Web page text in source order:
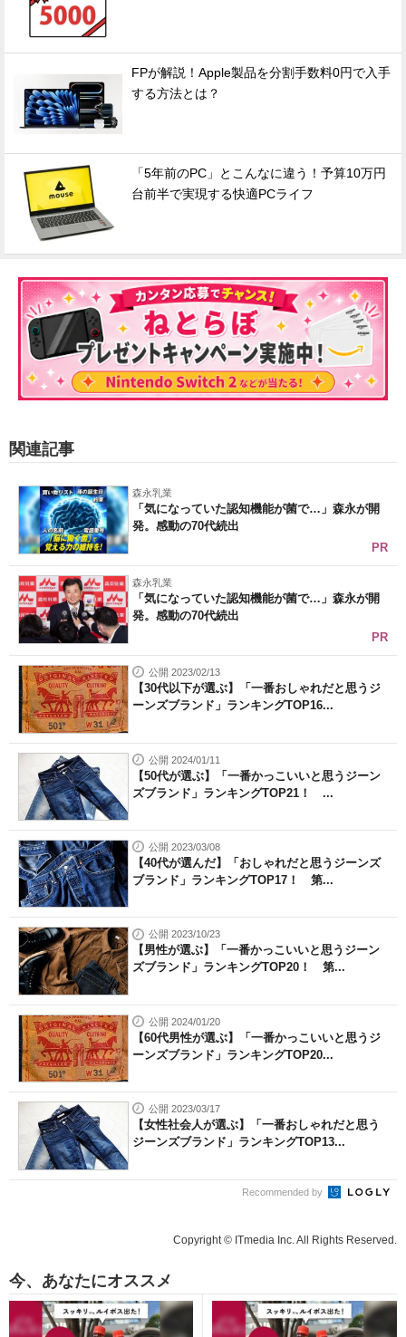
FPが解説！Apple製品を分割手数料0円で入手
する方法とは？
「5年前のPC」とこんなに違う！予算10万円
台前半で実現する快適PCライフ
関連記事
森永乳業
「気になっていた認知機能が菌で…」森永が開
発。感動の70代続出
PR
森永乳業
「気になっていた認知機能が菌で…」森永が開
発。感動の70代続出
PR
公開 2023/02/13
【30代以下が選ぶ】「一番おしゃれだと思うジ
ーンズブランド」ランキングTOP16...
公開 2024/01/11
【50代が選ぶ】「一番かっこいいと思うジーン
ズブランド」ランキングTOP21！ ...
公開 2023/03/08
【40代が選んだ】「おしゃれだと思うジーンズ
ブランド」ランキングTOP17！ 第...
公開 2023/10/23
【男性が選ぶ】「一番かっこいいと思うジーン
ズブランド」ランキングTOP20！ 第...
公開 2024/01/20
【60代男性が選ぶ】「一番かっこいいと思うジ
ーンズブランド」ランキングTOP20...
公開 2023/03/17
【女性社会人が選ぶ】「一番おしゃれだと思う
ジーンズブランド」ランキングTOP13...
Recommended by
Copyright © ITmedia Inc. All Rights Reserved.
今、あなたにオススメ